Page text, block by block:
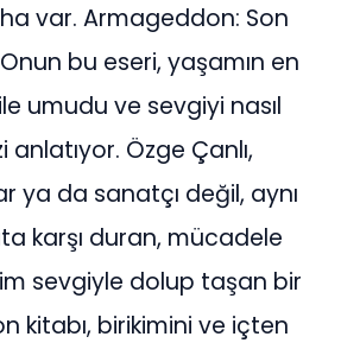
var. Armageddon: Son
bu eseri, yaşamın en
umudu ve sevgiyi nasıl
Özge Çanlı,
ya da sanatçı değil, aynı
karşı duran, mücadele
sevgiyle dolup taşan bir
kitabı, birikimini ve içten